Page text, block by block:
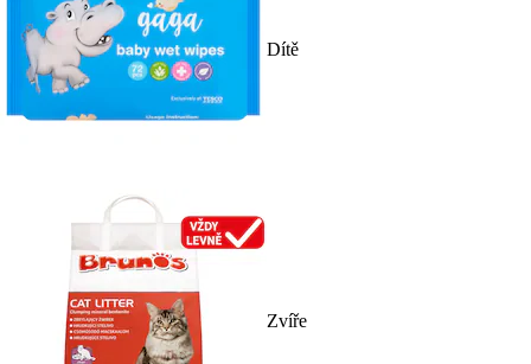
Dítě
Zvíře